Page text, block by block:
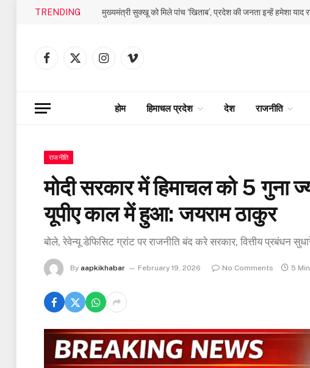
TRENDING मुख्यमंत्री सुक्खू को मिले पांच ‘खिताब’, प्रदेश की जनता इन्हें हमेशा याद
Facebook
X
InstagramVimeo
होम हिमाचल प्रदेश देश राजनीति
राजनीति
मोदी सरकार में हिमाचल को 5 गुना
यूपीए काल में हुआ: जयराम ठाकुर
बोले, रेवेन्यू डेफिसिट ग्रांट पर राजनीति बंद करे सरकार, वित्तीय प्रबंधन
By aapkikhabar February 19, 2026 No Comments 5